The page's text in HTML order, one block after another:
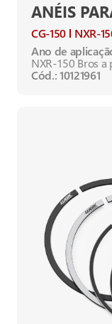
ANÉIS
CG-150
NXR-
Ano de
NXR-150 Bros
Cód.: 10121961